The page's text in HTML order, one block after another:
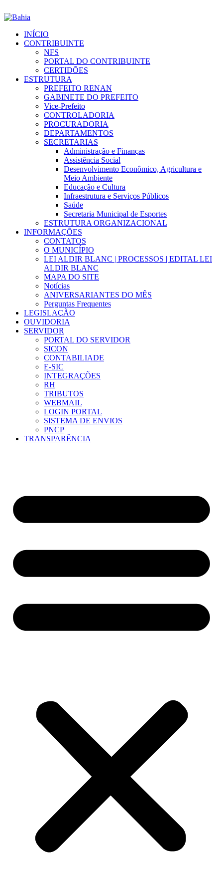
INÍCIO
CONTRIBUINTE
NFS
PORTAL DO CONTRIBUINTE
CERTIDÕES
ESTRUTURA
PREFEITO RENAN
GABINETE DO PREFEITO
Vice-Prefeito
CONTROLADORIA
PROCURADORIA
DEPARTAMENTOS
SECRETARIAS
Administração e Finanças
Assistência Social
Desenvolvimento Econômico, Agricultura e
Meio Ambiente
Educação e Cultura
Infraestrutura e Serviços Públicos
Saúde
Secretaria Municipal de Esportes
ESTRUTURA ORGANIZACIONAL
INFORMAÇÕES
CONTATOS
O MUNICÍPIO
LEI ALDIR BLANC | PROCESSOS | EDITAL LEI
ALDIR BLANC
MAPA DO SITE
Notícias
ANIVERSARIANTES DO MÊS
Perguntas Frequentes
LEGISLAÇÃO
OUVIDORIA
SERVIDOR
PORTAL DO SERVIDOR
SICON
CONTABILIADE
E-SIC
INTEGRAÇÕES
RH
TRIBUTOS
WEBMAIL
LOGIN PORTAL
SISTEMA DE ENVIOS
PNCP
TRANSPARÊNCIA